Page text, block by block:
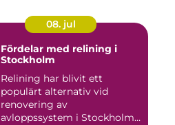
08. jul
Fördelar med relining i
Stockholm
Relining har blivit ett
populärt alternativ vid
renovering av
avloppssystem i Stockholm.